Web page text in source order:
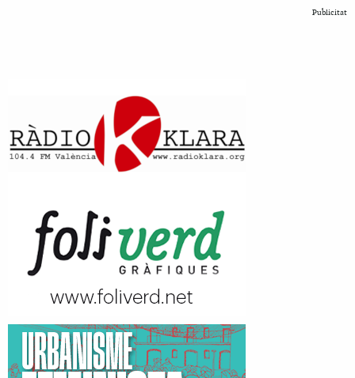
Publicitat